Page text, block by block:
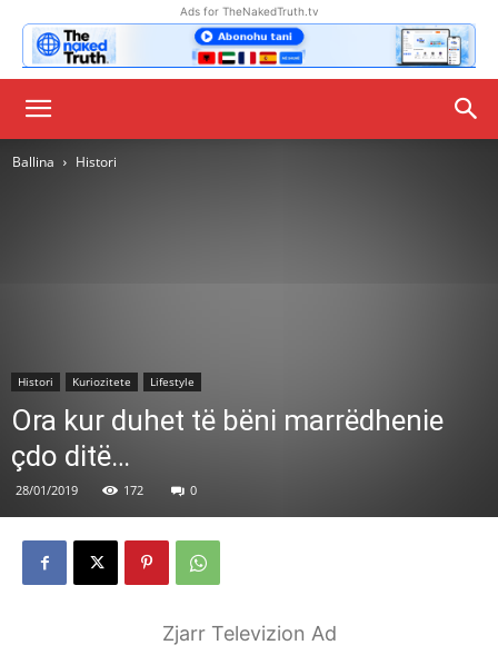
Ads for TheNakedTruth.tv
Ballina Histori
Histori Kuriozitete Lifestyle
Ora kur duhet të bëni marrëdhenie
çdo ditë…
28/01/2019 172 0
Zjarr Televizion Ad